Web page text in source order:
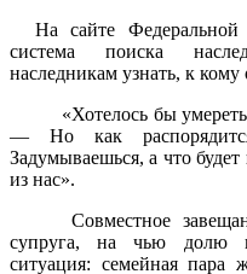
На сайте Федеральной
система поиска
наследникам узнать, к кому
«Хотелось бы
— Но как
Задумываешься, а что
из нас».
Совместное
супруга, на чью долю
ситуация: семейная пара